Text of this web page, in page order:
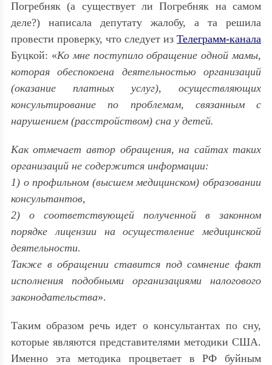
Погребняк (а существует ли Погребняк на самом
деле?) написала депутату жалобу, а та решила
провести проверку, что следует изТелеграмм-канала
Буцкой: «Ко мне поступило обращение одной мамы,
которая обеспокоена деятельностью организаций
(оказание платных услуг), осуществляющих
консультирование по проблемам, связанным с
нарушением (расстройством) сна у детей.
Как отмечает автор обращения, на сайтах таких
организаций не содержится информации:
1) о профильном (высшем медицинском) образовании
консультантов,
2) о соответствующей полученной в законном
порядке лицензии на осуществление медицинской
деятельности.
Также в обращении ставится под сомнение факт
исполнения подобными организациями налогового
законодательства».
Таким образом речь идет о консультантах по сну,
которые являются представителями методики США.
Именно эта методика процветает в РФ буйным